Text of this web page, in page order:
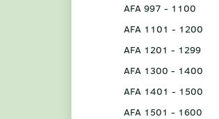
AFA 997 - 1100
AFA 1101 - 1200
AFA 1201 - 1299
AFA 1300 - 1400
AFA 1401 - 1500
AFA 1501 - 1600